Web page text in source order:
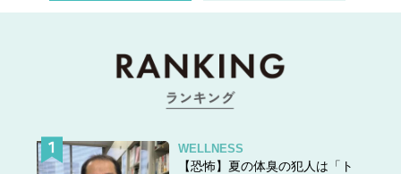
WELLNESS
【恐怖】夏の体臭の犯人は「ト